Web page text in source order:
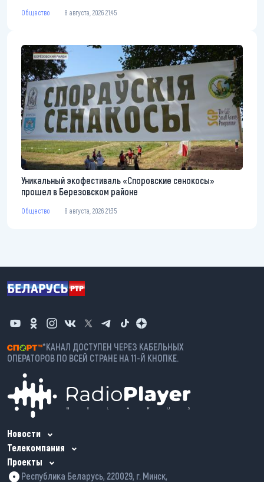
Общество 8 августа, 2026 21:45
Уникальный экофестиваль «Споровские сенокосы»
прошел в Березовском районе
Общество 8 августа, 2026 21:35
*КАНАЛ ДОСТУПЕН ЧЕРЕЗ КАБЕЛЬНЫХ
ОПЕРАТОРОВ ПО ВСЕЙ СТРАНЕ НА 11-Й КНОПКЕ.
Новости
Телекомпания
Проекты
Республика Беларусь, 220029, г. Минск,